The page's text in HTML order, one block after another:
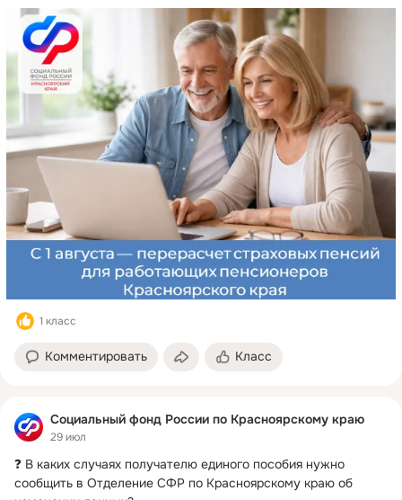
1 класс
Комментировать Класс
Социальный фонд России по Красноярскому краю
29 июл
❓ В каких случаях получателю единого пособия нужно
сообщить в Отделение СФР по Красноярскому краю об